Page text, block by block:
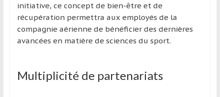
initiative, ce concept de bien-être et de
récupération permettra aux employés de la
compagnie aérienne de bénéficier des dernières
avancées en matière de sciences du sport.
Multiplicité de partenariats